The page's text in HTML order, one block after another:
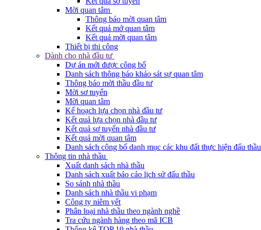
Mời quan tâm
Thông báo mời quan tâm
Kết quả mở quan tâm
Kết quả mời quan tâm
Thiết bị thi công
Dành cho nhà đầu tư
Dự án mới được công bố
Danh sách thông báo khảo sát sự quan tâm
Thông báo mời thầu đầu tư
Mời sơ tuyển
Mời quan tâm
Kế hoạch lựa chọn nhà đầu tư
Kết quả lựa chọn nhà đầu tư
Kết quả sơ tuyển nhà đầu tư
Kết quả mời quan tâm
Danh sách công bố danh mục các khu đất thực hiện đấu thầu
Thông tin nhà thầu
Xuất danh sách nhà thầu
Danh sách xuất báo cáo lịch sử đấu thầu
So sánh nhà thầu
Danh sách nhà thầu vi phạm
Công ty niêm yết
Phân loại nhà thầu theo ngành nghề
Tra cứu ngành hàng theo mã ICB